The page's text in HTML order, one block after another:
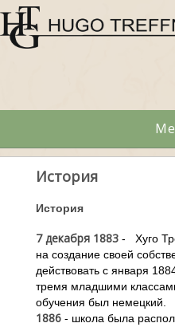
История
История
7 декабря 1883 - Хуго
на создание своей
действовать с января
тремя младшими
обучения был немецкий.
1886- школа была